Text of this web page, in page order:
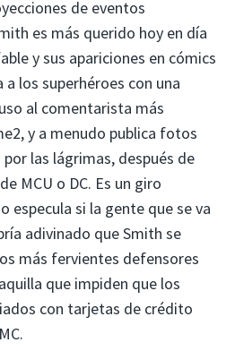
de eventos
es más querido hoy en día
y sus apariciones en cómics
los superhéroes con una
al comentarista más
y a menudo publica fotos
las lágrimas, después de
MCU o DC. Es un giro
especula si la gente que se va
adivinado que Smith se
más fervientes defensores
que impiden que los
con tarjetas de crédito